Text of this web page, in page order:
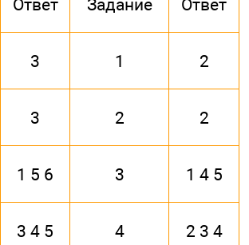
Ответ Задание Ответ
3 1 2
3 2 2
1 5 6 3 1 4 5
3 4 5 4 2 3 4